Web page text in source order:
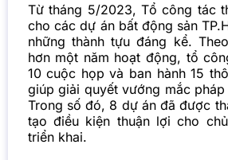
Từ tháng 5/2023, Tổ công tác
cho các dự án bất động sản
những thành tựu đáng kể.
hơn một năm hoạt động, tổ
10 cuộc họp và ban hành 15
giúp giải quyết vướng mắc
Trong số đó, 8 dự án đã được
tạo điều kiện thuận lợi cho
triển khai.